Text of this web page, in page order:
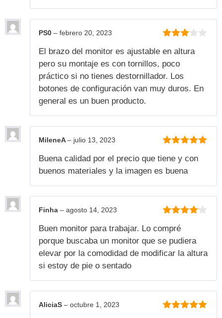
PS0 – febrero 20, 2023
El brazo del monitor es ajustable en altura
pero su montaje es con tornillos, poco
práctico si no tienes destornillador. Los
botones de configuración van muy duros. En
general es un buen producto.
MileneA– julio 13, 2023
Buena calidad por el precio que tiene y con
buenos materiales y la imagen es buena
Finha – agosto 14, 2023
Buen monitor para trabajar. Lo compré
porque buscaba un monitor que se pudiera
elevar por la comodidad de modificar la altura
si estoy de pie o sentado
AliciaS – octubre 1, 2023